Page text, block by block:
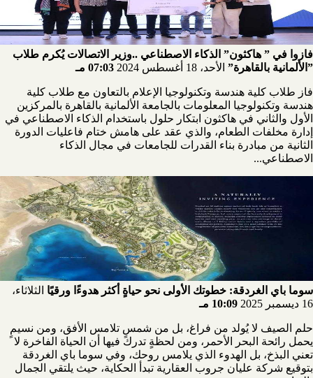
فازوا في ” هاكثون” الذكاء الاصطناعي ..وزير الاتصالات يُكرم طلاب
”الألمانية بالقاهرة” الأحد، 18 أغسطس 2024 07:03 مـ
فاز طلاب كلية هندسة وتكنولوجيا الإعلام بالتعاون مع طلاب كلية
هندسة وتكنولوجيا المعلومات بالجامعة الألمانية بالقاهرة بالمركزين
الأول والثاني في هاكثون ابتكار حلول باستخدام الذكاء الاصطناعي في
إدارة مخلفات الطعام، والذي عقد على هامش ختام فاعليات الدورة
الثانية من مبادرة بناء القدرات للجامعات في مجال الذكاء
الاصطناعي...
سوما باي الغردقة: خطوتك الأولى نحو حياةٍ أكثر هدوءًا ورقيًا الثلاثاء،
16 ديسمبر 2025
10:09 مـ
حلم الصيف لا يُولد من فراغ، بل من شمسٍ تلامس الأفق، ومن نسيمٍ
يحمل رائحة البحر الأحمر، ومن لحظةٍ تدرك فيها أن الحياة الفاخرة لا
تعني البذخ، بل الهدوء الذي يلامس روحك، وفي سوما باي الغردقة
بتوقيع شركة عليان جروب العقارية تبدأ الحكاية، حيث يلتقي الجمال